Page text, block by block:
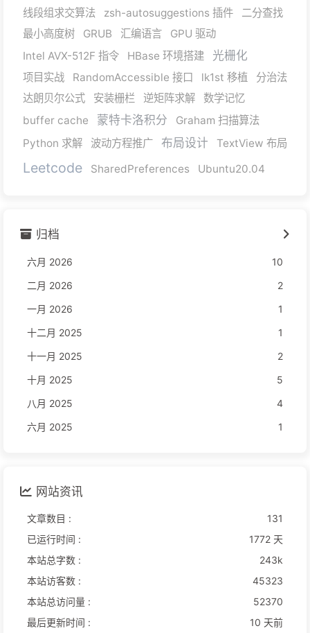
线段组求交算法 zsh-autosuggestions 插件
二分查找
最小高度树
GRUB 汇编语言
GPU 驱动
Intel AVX-512F 指令
HBase 环境搭建 光栅化
项目实战 RandomAccessible 接口 lk1st 移植
分治法
达朗贝尔公式
安装栅栏 逆矩阵求解
数学记忆
buffer cache
蒙特卡洛积分
Graham 扫描算法
Python 求解
波动方程推广 布局设计 TextView 布局
Leetcode SharedPreferences Ubuntu20.04
归档
六月 2026
10
二月 2026
2
一月 2026
1
十二月 2025
1
十一月 2025
2
十月 2025
5
八月 2025
4
六月 2025
1
网站资讯
文章数目 :
131
已运行时间 :
1772 天
本站总字数 :
243k
本站访客数 :
45323
本站总访问量 :
52370
最后更新时间 :
10 天前